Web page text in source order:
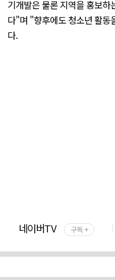
기개발은 물론 지역을 홍보
다"며 "향후에도 청소년 활동
다.
네이버TV 구독 +